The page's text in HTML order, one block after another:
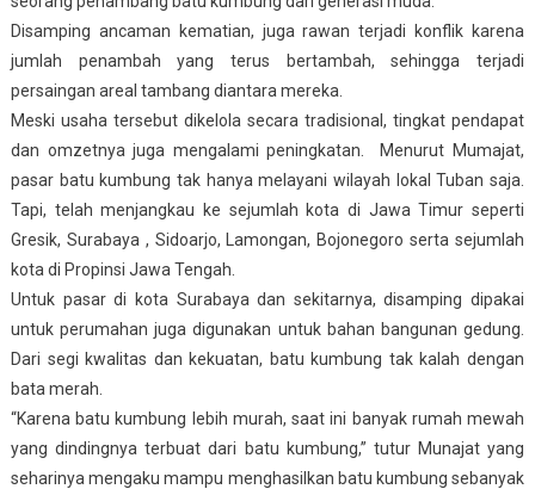
Disamping ancaman kematian, juga rawan terjadi konflik karena
jumlah penambah yang terus bertambah, sehingga terjadi
persaingan areal tambang diantara mereka.
Meski usaha tersebut dikelola secara tradisional, tingkat pendapat
dan omzetnya juga mengalami peningkatan. Menurut Mumajat,
pasar batu kumbung tak hanya melayani wilayah lokal Tuban saja.
Tapi, telah menjangkau ke sejumlah kota di Jawa Timur seperti
Gresik, Surabaya , Sidoarjo, Lamongan, Bojonegoro serta sejumlah
kota di Propinsi Jawa Tengah.
Untuk pasar di kota Surabaya dan sekitarnya, disamping dipakai
untuk perumahan juga digunakan untuk bahan bangunan gedung.
Dari segi kwalitas dan kekuatan, batu kumbung tak kalah dengan
bata merah.
“Karena batu kumbung lebih murah, saat ini banyak rumah mewah
yang dindingnya terbuat dari batu kumbung,” tutur Munajat yang
seharinya mengaku mampu menghasilkan batu kumbung sebanyak